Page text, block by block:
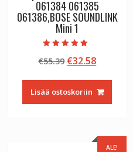
061384 061385
061386,BOSE SOUNDLINK
Mini 1
tuotteesta:
5.00
€55.39 Alkuperäinen
oli:
€55.39.
€32.58Nykyinen
on:
€32.58.
Lisää ostoskoriin
ALE!